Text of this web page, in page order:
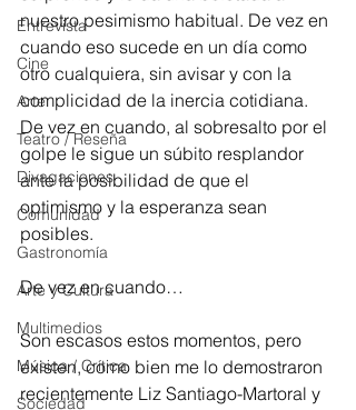
Entrevista
Cine
Arte
Teatro / Reseña
Divagaciones
Comunidad
Gastronomía
Arte y Cultura
Multimedios
Música / Crítica
Sociedad
nuestro pesimismo habitual. De vez en
cuando eso sucede en un día como
otro cualquiera, sin avisar y con la
complicidad de la inercia cotidiana.
De vez en cuando, al sobresalto por el
golpe le sigue un súbito resplandor
ante la posibilidad de que el
optimismo y la esperanza sean
posibles.
De vez en cuando…
Son escasos estos momentos, pero
existen, como bien me lo demostraron
recientemente Liz Santiago-Martoral y